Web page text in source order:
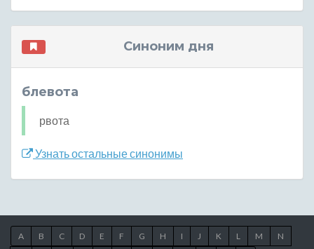
Синоним дня
блевота
рвота
Узнать остальные синонимы
A B C D E F G H I J K L M N